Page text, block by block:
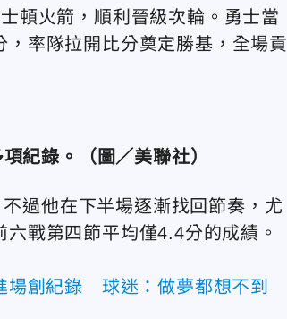
頓火箭，順利晉級次輪。勇士當
率隊拉開比分奠定勝基，全場貢
紀錄。 （圖／美聯社）
過他在下半場逐漸找回節奏，尤
戰第四節平均僅4.4分的成績。
場創紀錄 球迷：做夢都想不到